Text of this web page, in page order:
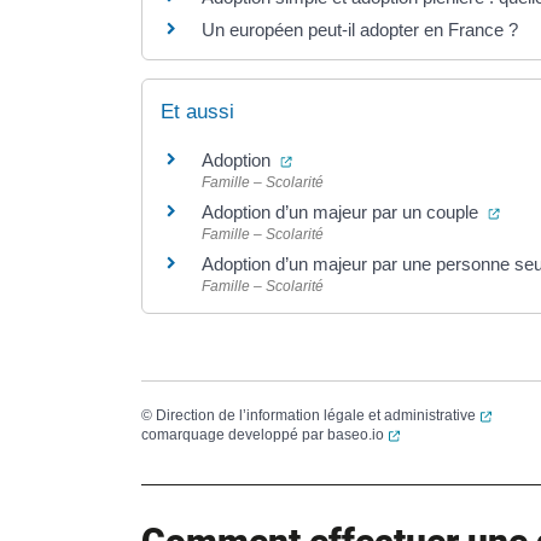
Un européen peut-il adopter en France ?
Et aussi
Adoption (ouverture dans un nouvel
Famille – Scolarité
Adoption d’un majeur par un couple
Famille – Scolarité
Adoption d’un majeur par une personne
Famille – Scolarité
© Direction de l’information légale et administrative
comarquage developpé par baseo.io (ouverture dans un